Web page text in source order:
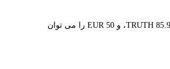
1 TRUTH در حال حاضر با €0.0116 ارزش گذاری شده است، به این معنی که خرید 5 TRUTH برای شما هزینه €0.0582 دارد. به طور مشابه، 1 EUR را می توان به 85.90010406 TRUTH، و 50 EUR را می توان